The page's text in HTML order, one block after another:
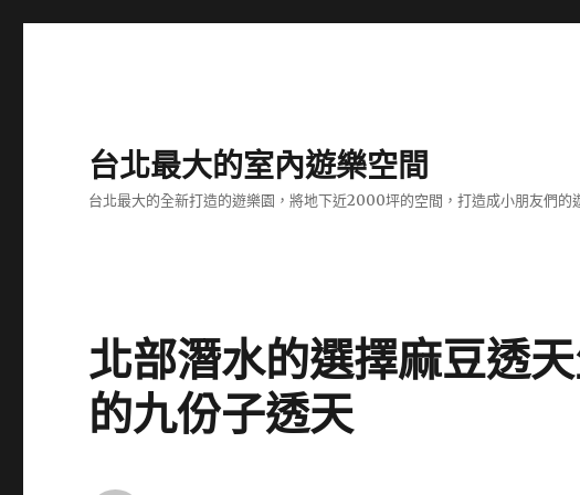
台北最大的室內遊樂空間
台北最大的全新打造的遊樂園，將地下近2000坪的空間，打造成小朋友們的
北部潛水的選擇麻豆透
的九份子透天